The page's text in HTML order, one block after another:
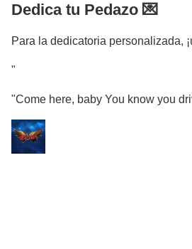
Dedica tu Pedazo 💌
Para la dedicatoria personalizada,
"
"Come here, baby You know you